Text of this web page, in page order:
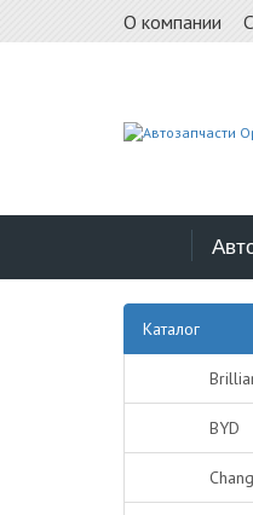
О компании
Каталог
BYD